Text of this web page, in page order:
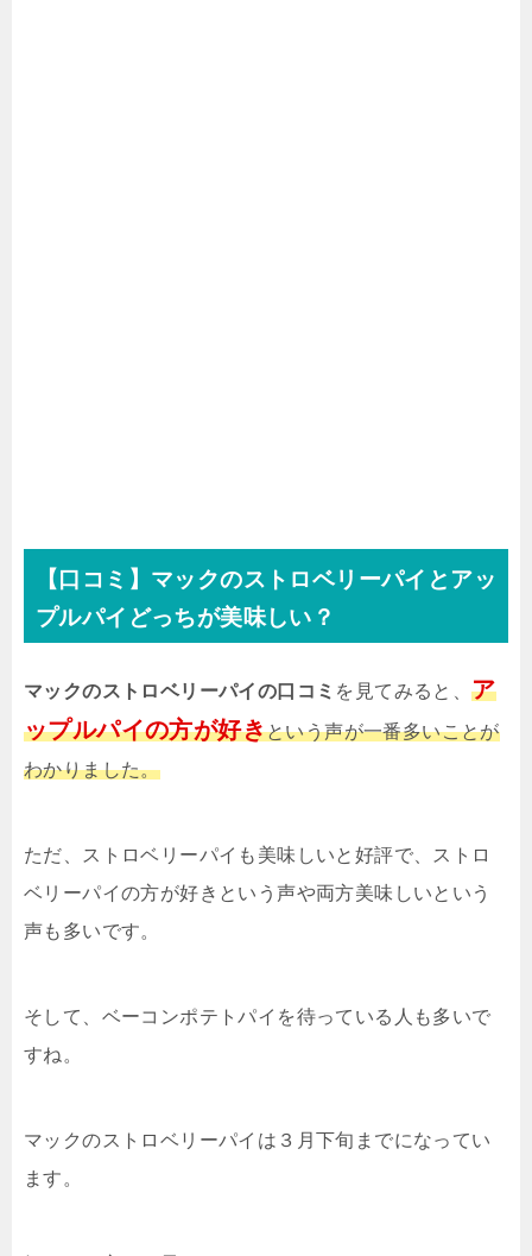
【口コミ】マックのストロベリーパイとアッ
プルパイどっちが美味しい？
マックのストロベリーパイの口コミ を見てみると、ア
ップルパイの方が好きという声が一番多いことが
わかりました。
ただ、ストロベリーパイも美味しいと好評で、ストロ
ベリーパイの方が好きという声や両方美味しいという
声も多いです。
そして、ベーコンポテトパイを待っている人も多いで
すね。
マックのストロベリーパイは３月下旬までになってい
ます。